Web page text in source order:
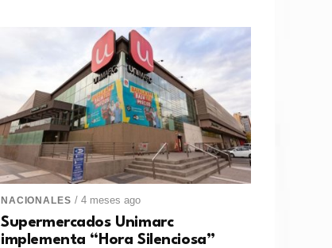
NACIONALES / 4 meses ago
Supermercados Unimarc
implementa “Hora Silenciosa”